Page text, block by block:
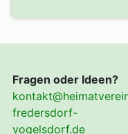
Fragen oder Ideen?
fredersdorf-
vogelsdorf.de